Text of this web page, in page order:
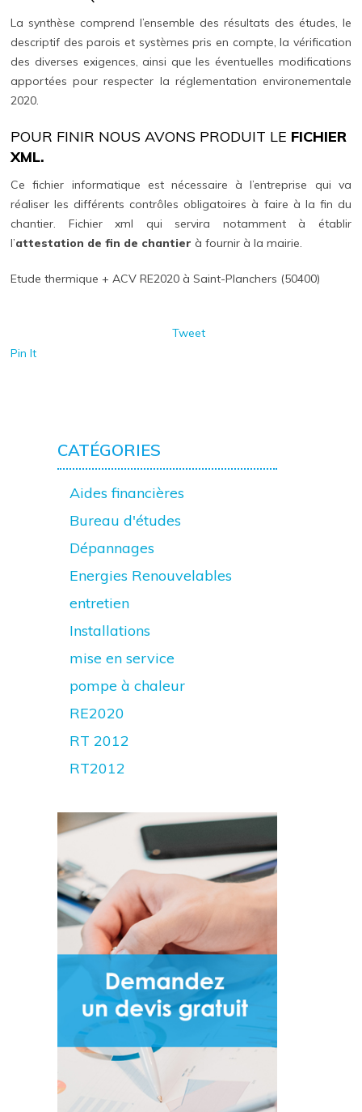
La synthèse comprend l’ensemble des résultats des études, le
descriptif des parois et systèmes pris en compte, la vérification
des diverses exigences, ainsi que les éventuelles modifications
apportées pour respecter la réglementation environementale
2020.
POUR FINIR NOUS AVONS PRODUIT LE FICHIER
XML.
Ce fichier informatique est nécessaire à l’entreprise qui va
réaliser les différents contrôles obligatoires à faire à la fin du
chantier. Fichier xml qui servira notamment à établir
l’attestation de fin de chantier à fournir à la mairie.
Etude thermique + ACV RE2020 à Saint-Planchers (50400)
Tweet
Pin It
CATÉGORIES
Aides financières
Bureau d'études
Dépannages
Energies Renouvelables
entretien
Installations
mise en service
pompe à chaleur
RE2020
RT 2012
RT2012